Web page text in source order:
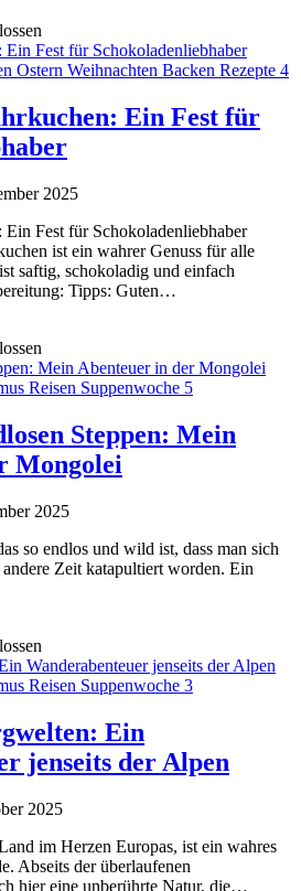
Fest für Schokoladenliebhaber
Ein Fest für
2025
Fest für Schokoladenliebhaber
ist ein wahrer Genuss für alle
saftig, schokoladig und einfach
Tipps: Guten…
Mein Abenteuer in der Mongolei
Steppen: Mein
Mongolei
2025
so endlos und wild ist, dass man sich
Zeit katapultiert worden. Ein
Wanderabenteuer jenseits der Alpen
Ein
jenseits der Alpen
2025
im Herzen Europas, ist ein wahres
Abseits der überlaufenen
hier eine unberührte Natur, die…